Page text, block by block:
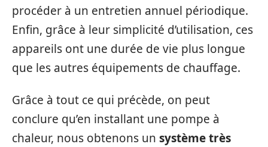
procéder à un entretien annuel périodique.
Enfin, grâce à leur simplicité d’utilisation, ces
appareils ont une durée de vie plus longue
que les autres équipements de chauffage.
Grâce à tout ce qui précède, on peut
conclure qu’en installant une pompe à
chaleur, nous obtenons un système très